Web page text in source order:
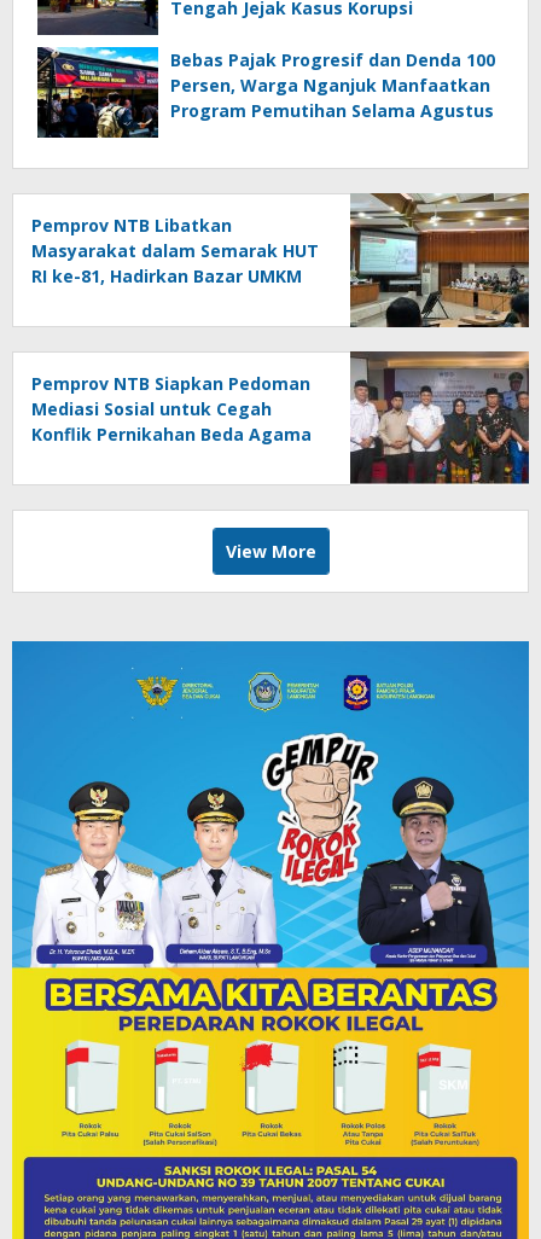
Tengah Jejak Kasus Korupsi
Bebas Pajak Progresif dan Denda 100
Persen, Warga Nganjuk Manfaatkan
Program Pemutihan Selama Agustus
Pemprov NTB Libatkan
Masyarakat dalam Semarak HUT
RI ke-81, Hadirkan Bazar UMKM
Pemprov NTB Siapkan Pedoman
Mediasi Sosial untuk Cegah
Konflik Pernikahan Beda Agama
View More